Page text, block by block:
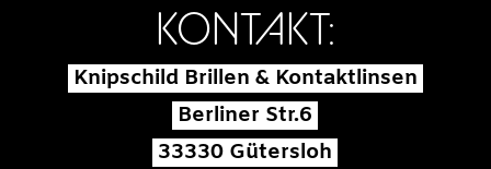
KONTAKT:
Knipschild Brillen & Kontaktlinsen
Berliner Str.6
33330 Gütersloh